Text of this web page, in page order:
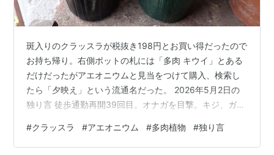
斑入りのクラッスラが税抜き198円とお買い得だったので
お持ち帰り。右側ポットの札には「多肉 キウイ」とある
だけだったがアエオニウムと見当をつけて購入、検索し
たら「夕映え」という流通名だった。 2026年5月2日の
独り言 徒歩通勤再開39回目。オナガを目撃。キジ、ガビ
未だにびちゃびちゃしていた。 自動車保険の継続手続
き。他社に見積もりしてみたけれど、月払いで200円ほ
#クラッスラ #アエオニウム #多肉植物 #独り言